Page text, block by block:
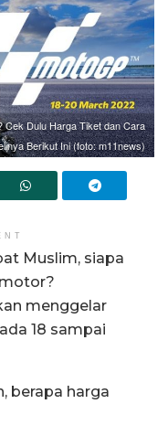
Cek Dulu Harga Tiket dan Cara
Berikut Ini (foto: m11news)
Muslim, siapa
menggelar
18 sampai
berapa harga